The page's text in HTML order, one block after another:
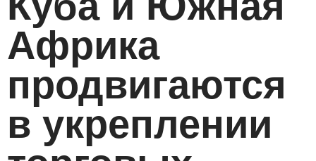
Африка
продвигаются
в укреплении